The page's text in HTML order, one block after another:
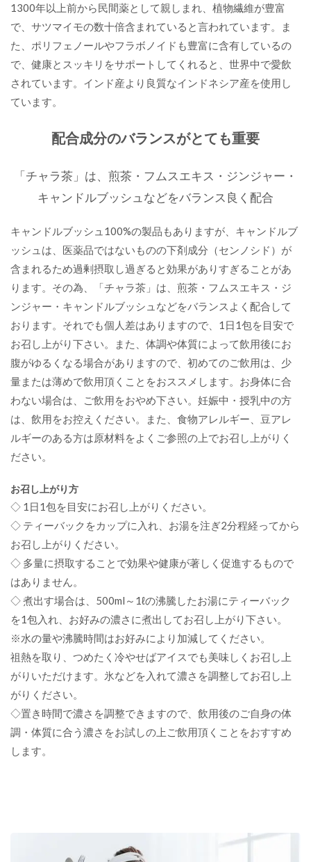
1300年以上前から民間薬として親しまれ、植物繊維が豊富
で、サツマイモの数十倍含まれていると言われています。ま
た、ポリフェノールやフラボノイドも豊富に含有しているの
で、健康とスッキリをサポートしてくれると、世界中で愛飲
されています。インド産より良質なインドネシア産を使用し
ています。
配合成分のバランスがとても重要
「チャラ茶」は、煎茶・フムスエキス・ジンジャー・
キャンドルブッシュなどをバランス良く配合
キャンドルブッシュ100%の製品もありますが、キャンドルブ
ッシュは、医薬品ではないものの下剤成分（センノシド）が
含まれるため過剰摂取し過ぎると効果がありすぎることがあ
ります。その為、「チャラ茶」は、煎茶・フムスエキス・ジ
ンジャー・キャンドルブッシュなどをバランスよく配合して
おります。それでも個人差はありますので、1日1包を目安で
お召し上がり下さい。また、体調や体質によって飲用後にお
腹がゆるくなる場合がありますので、初めてのご飲用は、少
量または薄めで飲用頂くことをおススメします。お身体に合
わない場合は、ご飲用をおやめ下さい。妊娠中・授乳中の方
は、飲用をお控えください。また、食物アレルギー、豆アレ
ルギーのある方は原材料をよくご参照の上でお召し上がりく
ださい。
お召し上がり方
◇ 1日1包を目安にお召し上がりください。
◇ ティーバックをカップに入れ、お湯を注ぎ2分程経ってから
お召し上がりください。
◇ 多量に摂取することで効果や健康が著しく促進するもので
はありません。
◇ 煮出す場合は、500ml～1ℓの沸騰したお湯にティーバック
を1包入れ、お好みの濃さに煮出してお召し上がり下さい。
※水の量や沸騰時間はお好みにより加減してください。
祖熱を取り、つめたく冷やせばアイスでも美味しくお召し上
がりいただけます。氷などを入れて濃さを調整してお召し上
がりください。
◇置き時間で濃さを調整できますので、飲用後のご自身の体
調・体質に合う濃さをお試しの上ご飲用頂くことをおすすめ
します。